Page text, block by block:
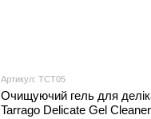
Артикул: TCT05
Очищуючий гель для
Tarrago Delicate Gel